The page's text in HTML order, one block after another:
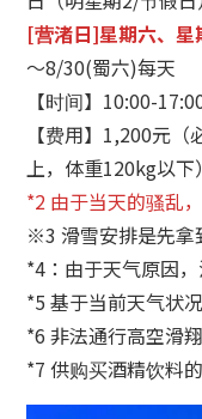
[营渚日]星期六、星
～8/30(蜀六)每天
【时间】10:00-
【费用】1,200元
上，体重120kg以下）
*2 由于当天的骚乱
※3 滑雪安排是先拿
*4：由于天气原因，
*5 基于当前天气状
*6 非法通行高空滑翔
*7 供购买酒精饮料